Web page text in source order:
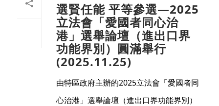
選賢任能 平等參選—2025
立法會「愛國者同心治
港」選舉論壇（進出口界
功能界別）圓滿舉行
(2025.11.25)
由特區政府主辦的2025立法會「愛國者同
心治港」選舉論壇（進出口界功能界別）